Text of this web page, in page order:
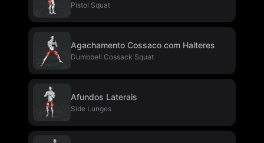
Pistol Squat
Agachamento Cossaco com Halteres
Dumbbell Cossack Squat
Afundos Laterais
Side Lunges